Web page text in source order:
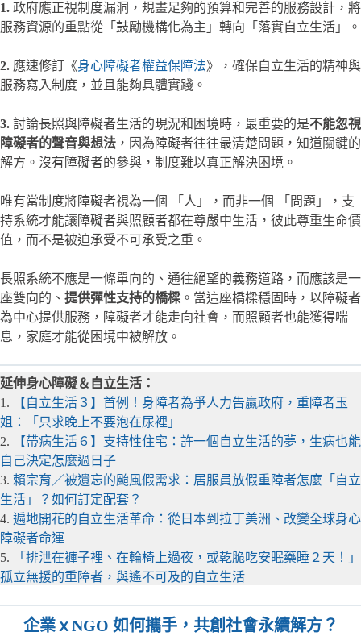
1. 政府應正視制度漏洞，規畫足夠的預算和完善的服務設計，將
服務資源的重點從「鼓勵機構化為主」轉向「落實自立生活」。
2. 應速修訂《身心障礙者權益保障法》，確保自立生活的精神與
服務寫入制度，並且能夠具體實踐。
3. 討論長照與障礙者生活的現況和困境時，最重要的是不能忽視
障礙者的聲音與想法 ，因為障礙者往往最清楚問題，知道關鍵的
解方。沒有障礙者的參與，制度難以真正解決困境。
唯有當制度將障礙者視為一個 「人」，而非一個 「問題」，支
持系統才能讓障礙者與照顧者都在尊嚴中生活，彼此尊重生命價
值，而不是被迫承受不可承受之重。
長照系統不應是一條單向的、通往絕望的義務道路，而應該是一
座雙向的、 提供彈性支持的橋樑 。當這座橋樑穩固時，以障礙者
為中心提供服務，障礙者才能走向社會，而照顧者也能獲得喘
息，家庭才能從困境中被解放。
延伸身心障礙＆自立生活：
1.
【自立生活３】首例！身障者為爭人力告贏政府，重障者玉
姐：「只求晚上不要泡在尿裡」
2.
【帶病生活６】支持性住宅：許一個自立生活的夢，生病也能
自己決定怎麼過日子
3. 賴宗育／被遺忘的颱風假需求：居服員放假重障者怎麼「自立
生活」？如何訂定配套？
4. 遍地開花的自立生活革命：從日本到拉丁美洲、改變全球身心
障礙者命運
5.
「排泄在褲子裡、在輪椅上過夜，或乾脆吃安眠藥睡２天！」
孤立無援的重障者，與遙不可及的自立生活
企業ｘNGO 如何攜手，共創社會永續解方？